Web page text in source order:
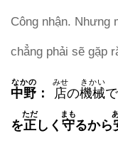
Công nhận. Nhưng
chẳng phải sẽ gặp
中野
なかの
： 店
みせ
の機械
きかい
を正
ただ
しく 守
まも
るから